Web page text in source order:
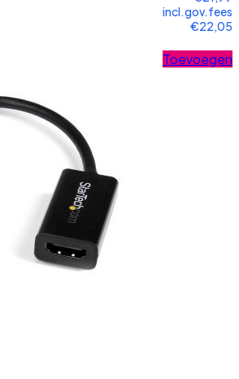
incl.gov.fees
€22,05
Toevoegen